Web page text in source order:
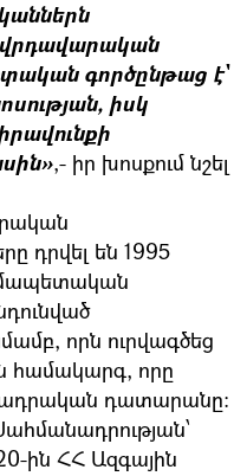
գործընթաց է՝
իսկ
,- իր խոսքում նշել
դրվել են 1995
որն ուրվագծեց
համակարգ, որը
դատարանը։
ին ՀՀ Ազգային